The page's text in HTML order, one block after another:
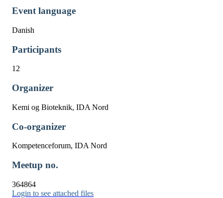
Event language
Danish
Participants
12
Organizer
Kemi og Bioteknik, IDA Nord
Co-organizer
Kompetenceforum, IDA Nord
Meetup no.
364864
Login to see attached files